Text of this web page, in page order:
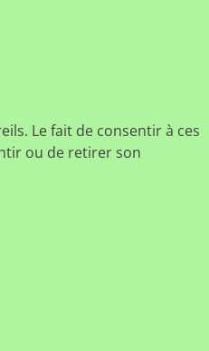
Le fait de consentir à ces
ou de retirer son